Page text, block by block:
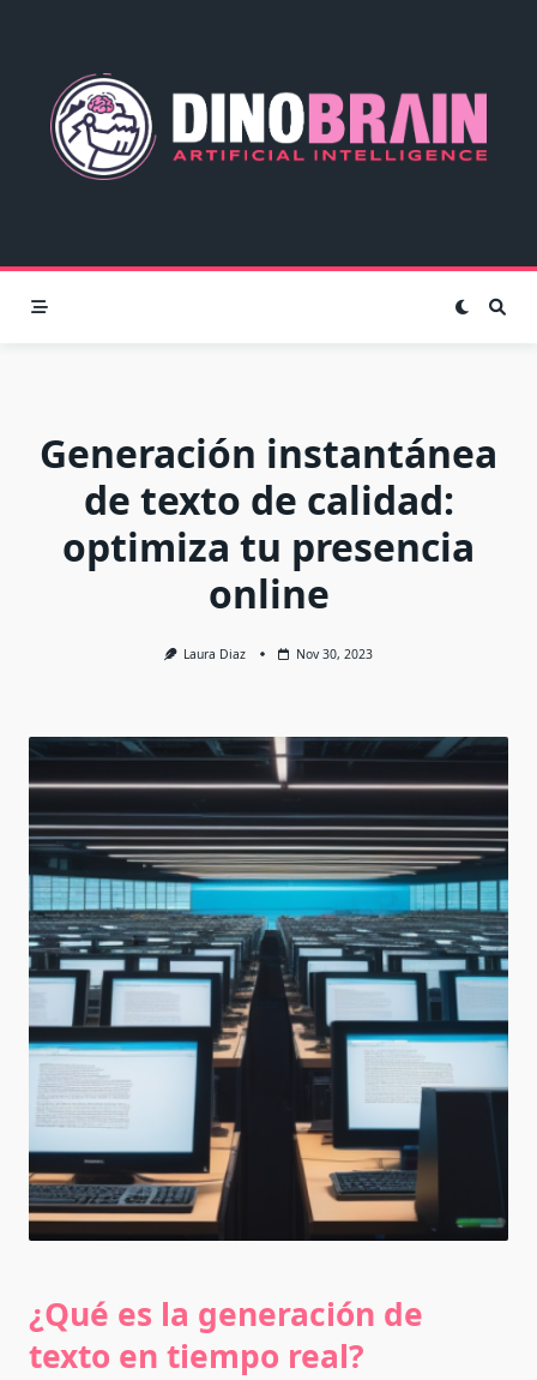
Generación instantánea
de texto de calidad:
optimiza tu presencia
online
Laura Diaz Nov 30, 2023
¿Qué es la generación de
texto en tiempo real?